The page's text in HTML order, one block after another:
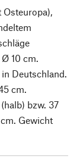
10 cm.
Deutschland.
cm.
bzw. 37
Gewicht